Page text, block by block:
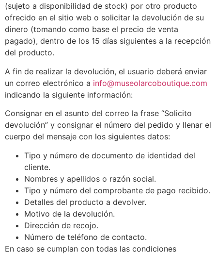
(sujeto a disponibilidad de stock) por otro producto
ofrecido en el sitio web o solicitar la devolución de su
dinero (tomando como base el precio de venta
pagado), dentro de los 15 días siguientes a la recepción
del producto.
A fin de realizar la devolución, el usuario deberá enviar
un correo electrónico a info@museolarcoboutique.com
indicando la siguiente información:
Consignar en el asunto del correo la frase “Solicito
devolución” y consignar el número del pedido y llenar el
cuerpo del mensaje con los siguientes datos:
Tipo y número de documento de identidad del
cliente.
Nombres y apellidos o razón social.
Tipo y número del comprobante de pago recibido.
Detalles del producto a devolver.
Motivo de la devolución.
Dirección de recojo.
Número de teléfono de contacto.
En caso se cumplan con todas las condiciones